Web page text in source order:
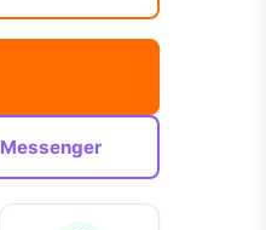
Messenger